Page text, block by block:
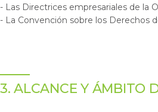
- Las Directrices empresariales de la
- La Convención sobre los Derechos
3. ALCANCE Y ÁMBITO